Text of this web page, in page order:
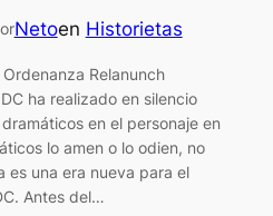
Netoen Historietas
Relanunch
ha realizado en silencio
en el personaje en
lo amen o lo odien, no
es una era nueva para el
Antes del…